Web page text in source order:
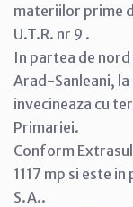
materiilor prime
U.T.R. nr 9 .
In partea de nord
Arad-Sanleani, la
invecineaza cu
Primariei.
Conform
1117 mp si este
S.A..